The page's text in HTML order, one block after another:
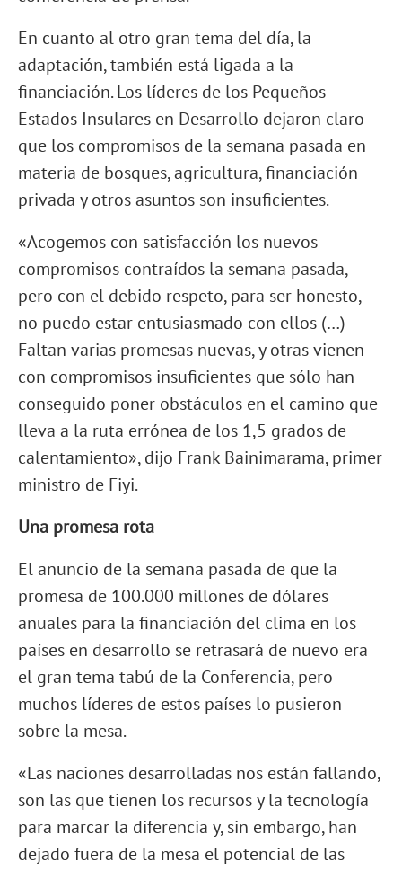
En cuanto al otro gran tema del día, la
adaptación, también está ligada a la
financiación. Los líderes de los Pequeños
Estados Insulares en Desarrollo dejaron claro
que los compromisos de la semana pasada en
materia de bosques, agricultura, financiación
privada y otros asuntos son insuficientes.
«Acogemos con satisfacción los nuevos
compromisos contraídos la semana pasada,
pero con el debido respeto, para ser honesto,
no puedo estar entusiasmado con ellos (…)
Faltan varias promesas nuevas, y otras vienen
con compromisos insuficientes que sólo han
conseguido poner obstáculos en el camino que
lleva a la ruta errónea de los 1,5 grados de
calentamiento», dijo Frank Bainimarama, primer
ministro de Fiyi.
Una promesa rota
El anuncio de la semana pasada de que la
promesa de 100.000 millones de dólares
anuales para la financiación del clima en los
países en desarrollo se retrasará de nuevo era
el gran tema tabú de la Conferencia, pero
muchos líderes de estos países lo pusieron
sobre la mesa.
«Las naciones desarrolladas nos están fallando,
son las que tienen los recursos y la tecnología
para marcar la diferencia y, sin embargo, han
dejado fuera de la mesa el potencial de las